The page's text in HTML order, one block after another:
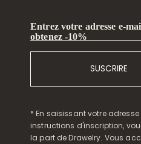
Entrez votre adresse e-
obtenez -10%
SUSCRIRE
* En saisissant votre
instructions d'inscription,
la part de Drawelry. Vous